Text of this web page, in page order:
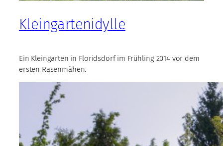
Kleingartenidylle
Ein Kleingarten in Floridsdorf im Frühling 2014 vor dem
ersten Rasenmähen.